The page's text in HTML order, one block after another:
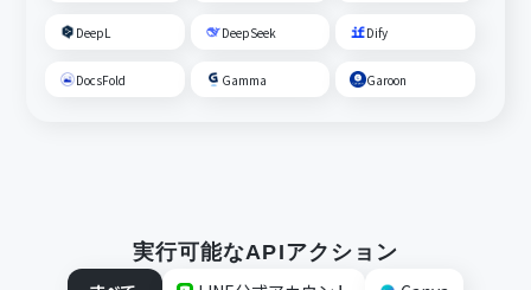
DeepL DeepSeek Dify
DocsFold Gamma Garoon
実行可能なAPIアクション